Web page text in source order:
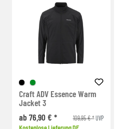
Craft ADV Essence Warm
Jacket 3
ab 76,90 € *
109,95 € *UVP
Kostenlose Lieferung DE